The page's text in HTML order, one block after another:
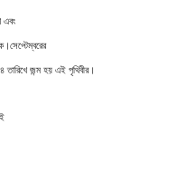
এবং
।সেপ্টেম্বরের
তারিখে জন্ম হয় এই পৃথিবীর।